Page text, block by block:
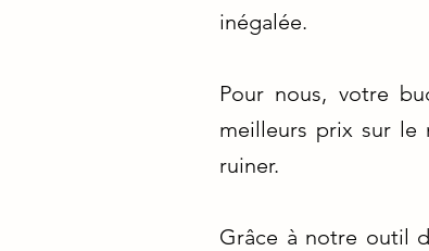
inégalée.
Pour nous, votre
meilleurs prix sur le
ruiner.
Grâce à notre outil